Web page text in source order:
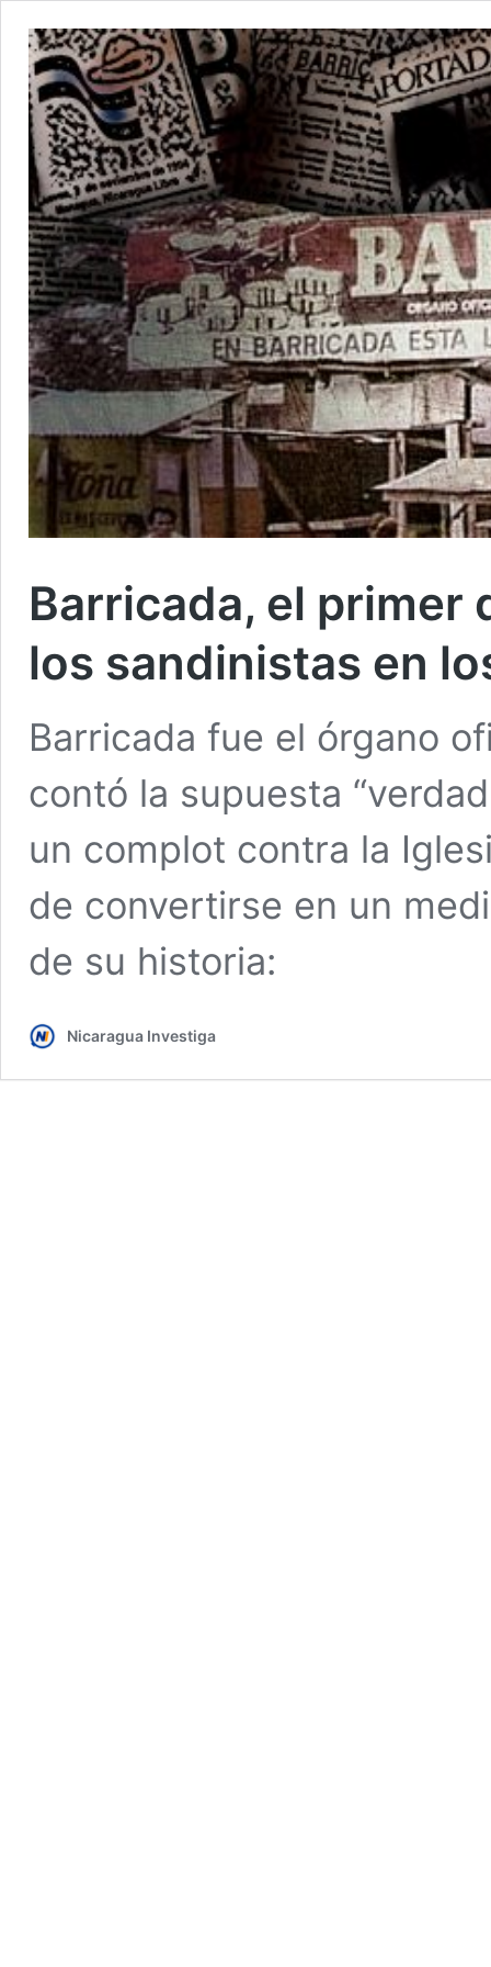
Barricada, el primer
los sandinistas en
Barricada fue el órgano
contó la supuesta
un complot contra la
de convertirse en un
de su historia:
Nicaragua Investiga